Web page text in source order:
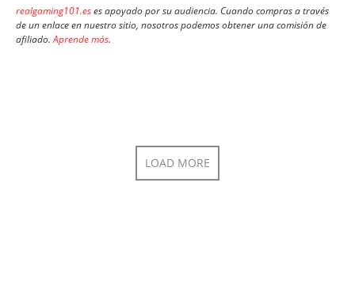
realgaming101.eses apoyado por su audiencia. Cuando compras a través
de un enlace en nuestro sitio, nosotros podemos obtener una comisión de
afiliado.Aprende más.
LOAD MORE